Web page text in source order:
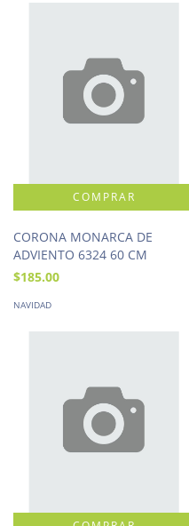
CORONA MONARCA DE
ADVIENTO 6324 60 CM
$185.00
NAVIDAD